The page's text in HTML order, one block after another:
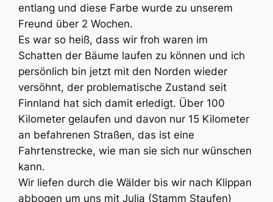
entlang und diese Farbe wurde zu unserem
Freund über 2 Wochen.
Es war so heiß, dass wir froh waren im
Schatten der Bäume laufen zu können und ich
persönlich bin jetzt mit den Norden wieder
versöhnt, der problematische Zustand seit
Finnland hat sich damit erledigt. Über 100
Kilometer gelaufen und davon nur 15 Kilometer
an befahrenen Straßen, das ist eine
Fahrtenstrecke, wie man sie sich nur wünschen
kann.
Wir liefen durch die Wälder bis wir nach Klippan
abbogen um uns mit Julia (Stamm Staufen)